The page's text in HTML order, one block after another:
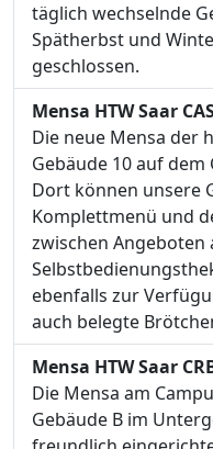
täglich wechselnde
Spätherbst und
geschlossen.
Mensa HTW Saar
Die neue Mensa der
Gebäude 10 auf dem
Dort können unsere
Komplettmenü und
zwischen
ebenfalls zur
auch belegte
Mensa HTW Saar
Die Mensa am
Gebäude B im